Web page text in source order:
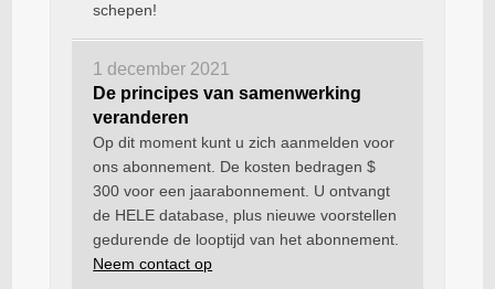
schepen!
1 december 2021
De principes van samenwerking
veranderen
Op dit moment kunt u zich aanmelden voor
ons abonnement. De kosten bedragen $
300 voor een jaarabonnement. U ontvangt
de HELE database, plus nieuwe voorstellen
gedurende de looptijd van het abonnement.
Neem contact op